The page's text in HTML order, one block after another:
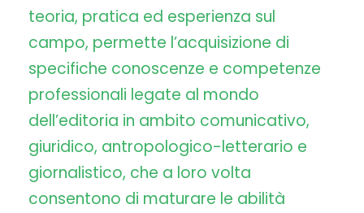
teoria, pratica ed esperienza sul
campo, permette l’acquisizione di
specifiche conoscenze e competenze
professionali legate al mondo
dell’editoria in ambito comunicativo,
giuridico, antropologico-letterario e
giornalistico, che a loro volta
consentono di maturare le abilità